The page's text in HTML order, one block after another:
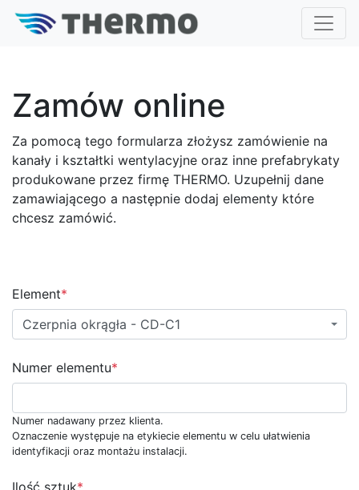
Zamów online
Za pomocą tego formularza złożysz zamówienie na
kanały i kształtki wentylacyjne oraz inne prefabrykaty
produkowane przez firmę THERMO. Uzupełnij dane
zamawiającego a następnie dodaj elementy które
chcesz zamówić.
Element*
Czerpnia okrągła - CD-C1
Numer elementu*
Numer nadawany przez klienta.
Oznaczenie występuje na etykiecie elementu w celu ułatwienia
identyfikacji oraz montażu instalacji.
Ilość sztuk*